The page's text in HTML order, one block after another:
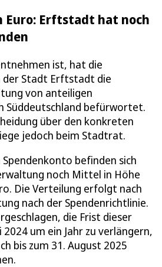
Euro: Erftstadt hat noch
ist, hat die
der Stadt Erftstadt die
von anteiligen
Süddeutschland befürwortet.
über den konkreten
jedoch beim Stadtrat.
befinden sich
noch Mittel in Höhe
Die Verteilung erfolgt nach
nach der Spendenrichtlinie.
die Frist dieser
2024 um ein Jahr zu verlängern,
bis zum 31. August 2025